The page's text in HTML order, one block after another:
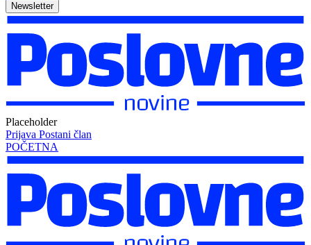
Newsletter
Placeholder
Prijava Postani član
POČETNA